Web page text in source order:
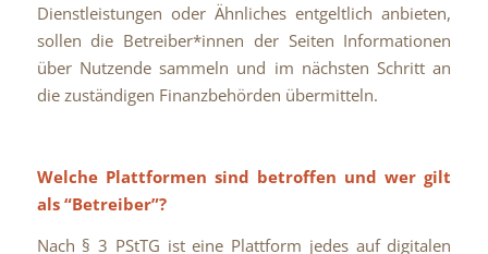
Dienstleistungen oder Ähnliches entgeltlich anbieten,
sollen die Betreiber*innen der Seiten Informationen
über Nutzende sammeln und im nächsten Schritt an
die zuständigen Finanzbehörden übermitteln.
Welche Plattformen sind betroffen und wer gilt
als “Betreiber”?
Nach § 3 PStTG ist eine Plattform jedes auf digitalen